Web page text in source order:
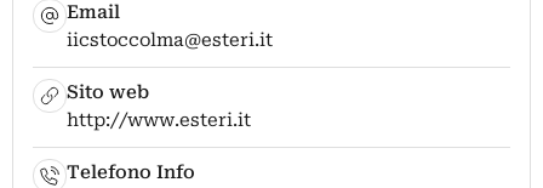
Email
iicstoccolma@esteri.it
Sito web
http://www.esteri.it
Telefono Info